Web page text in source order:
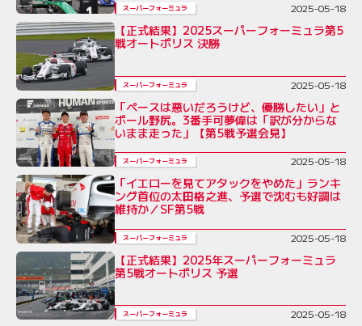
スーパーフォーミュラ 2025-05-18
【正式結果】2025スーパーフォーミュラ第5
戦オートポリス 決勝
スーパーフォーミュラ 2025-05-18
「ペースは悪いだろうけど、優勝したい」と
ポール野尻。3番手可夢偉は「訳が分からな
いまま走った」【第5戦予選会見】
スーパーフォーミュラ 2025-05-18
「イエローを見てアタックをやめた」ランキ
ング首位の太田格之進、予選で沈むも好調は
維持か／SF第5戦
スーパーフォーミュラ 2025-05-18
【正式結果】2025年スーパーフォーミュラ
第5戦オートポリス 予選
スーパーフォーミュラ 2025-05-18